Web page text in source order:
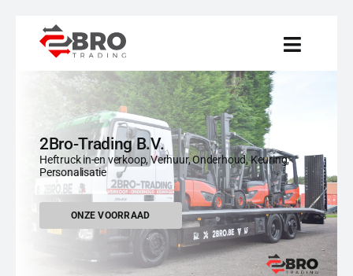
naar
inhoud
2Bro-Trading B.V.
Heftruck in-en verkoop, Verhuur, Onderhoud, Keuring,
Personalisatie
ONZE VOORRAAD